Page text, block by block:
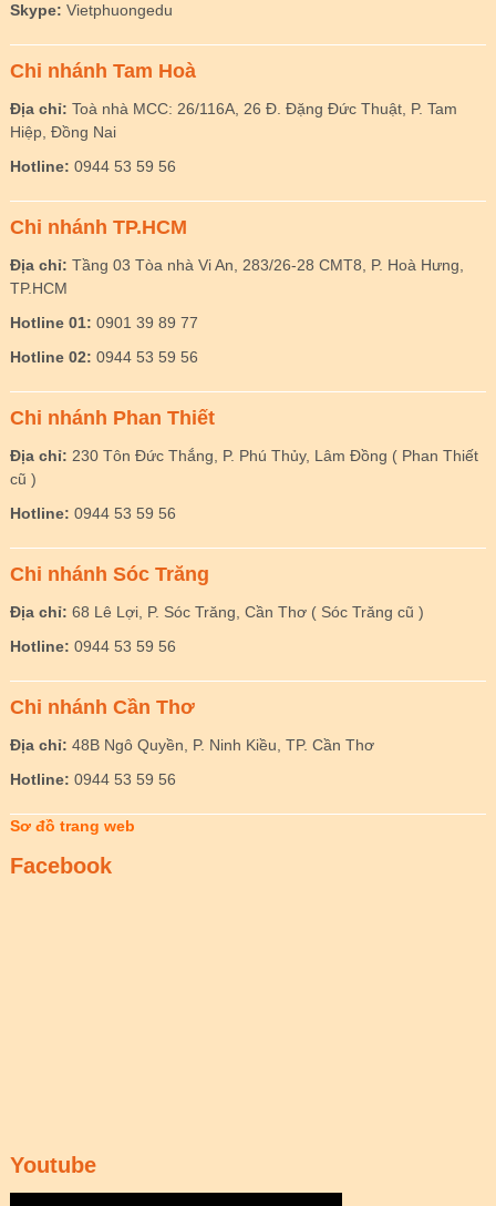
Skype: Vietphuongedu
Chi nhánh Tam Hoà
Địa chỉ: Toà nhà MCC: 26/116A, 26 Đ. Đặng Đức Thuật, P. Tam
Hiệp, Đồng Nai
Hotline: 0944 53 59 56
Chi nhánh TP.HCM
Địa chỉ: Tầng 03 Tòa nhà Vi An, 283/26-28 CMT8, P. Hoà Hưng,
TP.HCM
Hotline 01: 0901 39 89 77
Hotline 02: 0944 53 59 56
Chi nhánh Phan Thiết
Địa chỉ: 230 Tôn Đức Thắng, P. Phú Thủy, Lâm Đồng ( Phan Thiết
cũ )
Hotline: 0944 53 59 56
Chi nhánh Sóc Trăng
Địa chỉ: 68 Lê Lợi, P. Sóc Trăng, Cần Thơ ( Sóc Trăng cũ )
Hotline: 0944 53 59 56
Chi nhánh Cần Thơ
Địa chỉ: 48B Ngô Quyền, P. Ninh Kiều, TP. Cần Thơ
Hotline: 0944 53 59 56
Sơ đồ trang web
Facebook
Youtube